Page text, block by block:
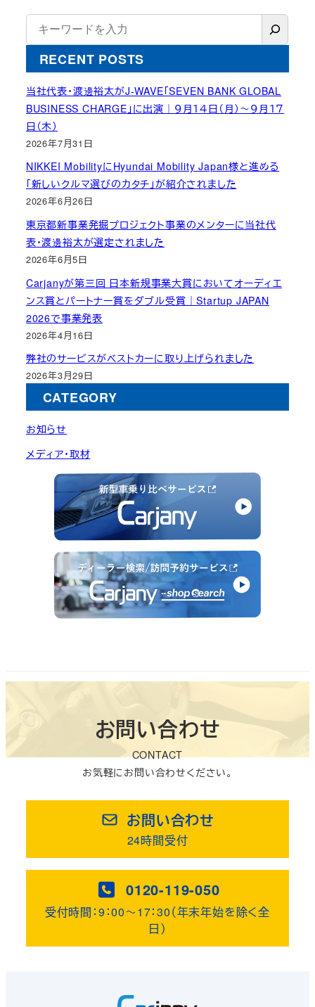
検
索
RECENT POSTS
当社代表・渡邊裕太がJ-WAVE「SEVEN BANK GLOBAL
BUSINESS CHARGE」に出演｜９月１４日（月）～９月１７
日（木）
2026年7月31日
NIKKEI MobilityにHyundai Mobility Japan様と進める
「新しいクルマ選びのカタチ」が紹介されました
2026年6月26日
東京都新事業発掘プロジェクト事業のメンターに当社代
表・渡邊裕太が選定されました
2026年6月5日
Carjanyが第三回 日本新規事業大賞においてオーディエ
ンス賞とパートナー賞をダブル受賞｜Startup JAPAN
2026で事業発表
2026年4月16日
弊社のサービスがベストカーに取り上げられました
2026年3月29日
CATEGORY
お知らせ
メディア・取材
お問い合わせ
CONTACT
お気軽にお問い合わせください。
お問い合わせ
24時間受付
0120-119-050
受付時間：9：00～17：30（年末年始を除く全
日）